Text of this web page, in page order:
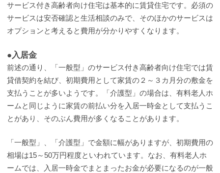
サービス付き高齢者向け住宅は基本的に賃貸住宅です。必須の
サービスは安否確認と生活相談のみで、そのほかのサービスは
オプションと考えると費用が分かりやすくなります。
●入居金
前述の通り、「一般型」のサービス付き高齢者向け住宅では賃
貸借契約を結び、初期費用として家賃の２～３カ月分の敷金を
支払うことが多いようです。「介護型」の場合は、有料老人ホ
ームと同じように家賃の前払い分を入居一時金として支払うこ
とがあり、そのぶん費用が多くなることがあります。
「一般型」、「介護型」で金額に幅がありますが、初期費用の
相場は15～50万円程度といわれています。なお、有料老人ホ
ームでは、入居一時金でまとまったお金が必要になるのが一般